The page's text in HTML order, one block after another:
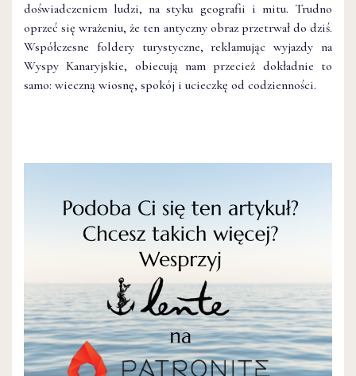
doświadczeniem ludzi, na styku geografii i mitu. Trudno
oprzeć się wrażeniu, że ten antyczny obraz przetrwał do dziś.
Współczesne foldery turystyczne, reklamując wyjazdy na
Wyspy Kanaryjskie, obiecują nam przecież dokładnie to
samo: wieczną wiosnę, spokój i ucieczkę od codzienności.